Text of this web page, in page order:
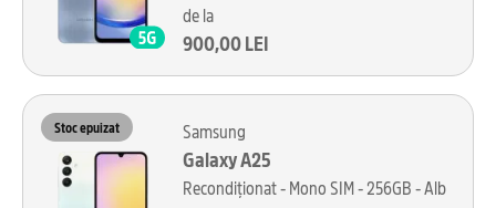
de la
900,00 LEI
Stoc epuizat Samsung
Galaxy A25
Recondiționat - Mono SIM - 256GB - Alb